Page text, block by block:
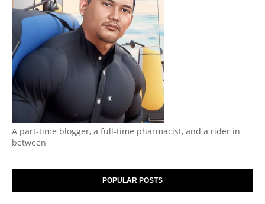
A part-time blogger, a full-time pharmacist, and a rider in
between
POPULAR POSTS